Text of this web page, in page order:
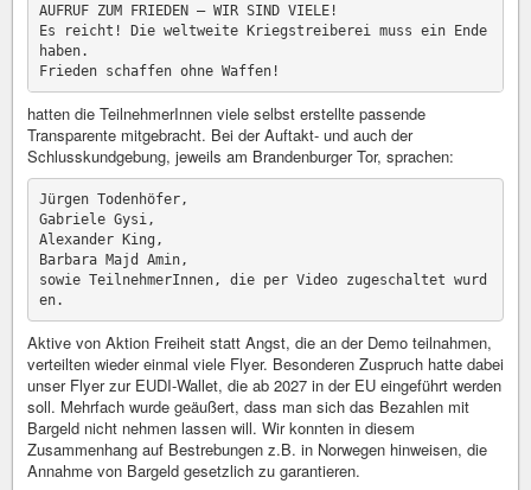
AUFRUF ZUM FRIEDEN – WIR SIND VIELE!
Es reicht! Die weltweite Kriegstreiberei muss ein Ende
haben.
hatten die TeilnehmerInnen viele selbst erstellte passende
Transparente mitgebracht. Bei der Auftakt- und auch der
Schlusskundgebung, jeweils am Brandenburger Tor, sprachen:
Jürgen Todenhöfer,
Gabriele Gysi,
Alexander King,
Barbara Majd Amin,
sowie TeilnehmerInnen, die per Video zugeschaltet wurd
Aktive von Aktion Freiheit statt Angst, die an der Demo teilnahmen,
verteilten wieder einmal viele Flyer. Besonderen Zuspruch hatte dabei
unser Flyer zur EUDI-Wallet, die ab 2027 in der EU eingeführt werden
soll. Mehrfach wurde geäußert, dass man sich das Bezahlen mit
Bargeld nicht nehmen lassen will. Wir konnten in diesem
Zusammenhang auf Bestrebungen z.B. in Norwegen hinweisen, die
Annahme von Bargeld gesetzlich zu garantieren.